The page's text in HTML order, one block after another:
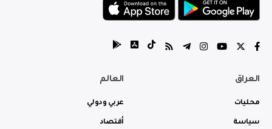
العراق
محليات
سياسة
العالم
عربي ودولي
أقتصاد